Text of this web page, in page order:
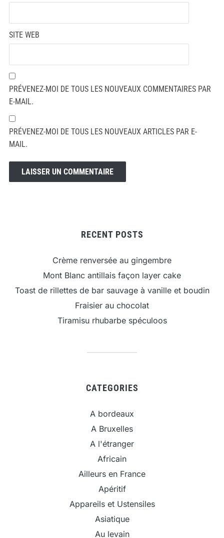
SITE WEB
PRÉVENEZ-MOI DE TOUS LES NOUVEAUX COMMENTAIRES PAR
E-MAIL.
PRÉVENEZ-MOI DE TOUS LES NOUVEAUX ARTICLES PAR E-
MAIL.
RECENT POSTS
Crème renversée au gingembre
Mont Blanc antillais façon layer cake
Toast de rillettes de bar sauvage à vanille et boudin
Fraisier au chocolat
Tiramisu rhubarbe spéculoos
CATEGORIES
A bordeaux
A Bruxelles
A l'étranger
Africain
Ailleurs en France
Apéritif
Appareils et Ustensiles
Asiatique
Au levain